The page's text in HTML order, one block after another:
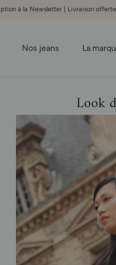
à la Newsletter | Livraison
Nos jeans La
Look